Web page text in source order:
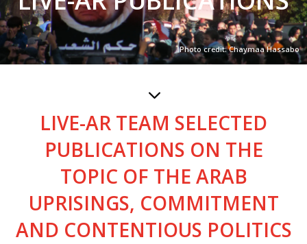
Photo credit: Chaymaa Hassabo
3
LIVE-AR TEAM SELECTED
PUBLICATIONS ON THE
TOPIC OF THE ARAB
UPRISINGS, COMMITMENT
AND CONTENTIOUS POLITICS